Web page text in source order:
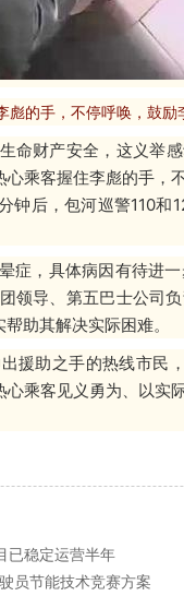
彪的手，不停呼唤，鼓
命财产安全，这义举
乘客握住李彪的手，
钟后，包河巡警110
症，具体病因有待进
领导、第五巴士公司
助其解决实际困难。
援助之手的热线市民
乘客见义勇为、以实
已稳定运营半年
员节能技术竞赛方案